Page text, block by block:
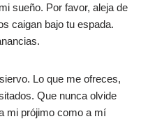
sueño. Por favor, aleja de
caigan bajo tu espada.
Lo que me ofreces,
Que nunca olvide
mi prójimo como a mí